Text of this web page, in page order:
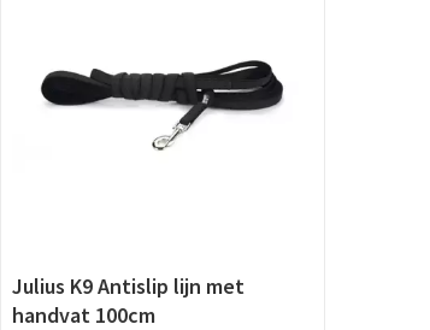
Julius K9 Antislip lijn met
handvat 100cm